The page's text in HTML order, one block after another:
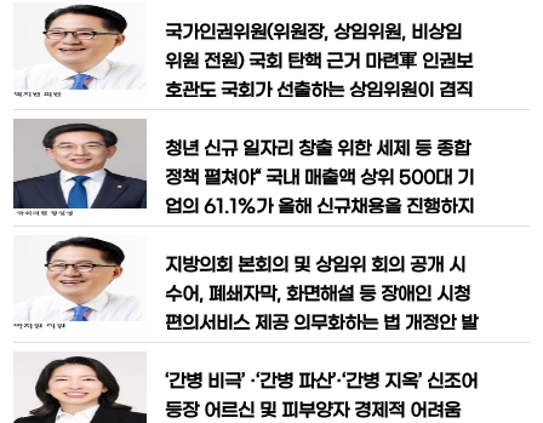
개 저수지·담수호 중 98개소(9.3%
업에 예비타당성 조사 면제인구감소지역
에 대한 특별교부세 지원 의무화(현행 한
건도 없음) 박지원 의원(더불어민주당, 전
및 지방 소멸 위기에 국가가 적극적으로
대응하기 위해 관련 법률개정안 4건을 패
키지
국가인권위원(위원장, 상임위원, 비상임
위원 전원) 국회 탄핵 근거 마련軍 인권보
호관도 국회가 선출하는 상임위원이 겸직
해남·완도·진도)은 6일, 국가인권위원 위
원에 대한 국회 탄핵 의결 근거를 마련하
고, 대통령이 선출하는 軍 인권보호관은
법 일부개정법률안을 대표 발의했다. 지난
2월 10일 국가인권위원회는 내란죄 피
청년 신규 일자리 창출 위한 세제 등 종합
정책 펼쳐야“ 국내 매출액 상위 500대 기
업의 61.1%가 올해 신규채용을 진행하지
타나면서 대기업발 고용 한파가 우려되고
있다. 이에 국회 기획재정위원회 정일영
의원(더불어민주당·인천 연수 을)은 "국내
육성 정책이 필요하다"고 강조했다. 지난
달 27일 발표된
지방의회 본회의 및 상임위 회의 공개 시
수어, 폐쇄자막, 화면해설 등 장애인 시청
편의서비스 제공 의무화하는 법 개정안 발
완도·진도)은 3일, 지방의회 본회의 및 상
임위원회 회의를 청사 내부방송이나 인터
‘간병 비극’ ·‘간병 파산’·‘간병 지옥’ 신조어
등장 어르신 및 피부양자 경제적 어려움